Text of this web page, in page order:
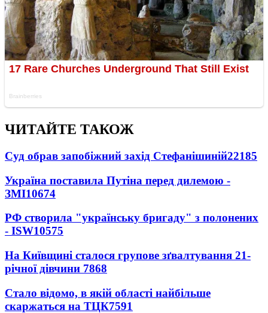
ЧИТАЙТЕ ТАКОЖ
Суд обрав запобіжний захід Стефанішиній22185
Україна поставила Путіна перед дилемою -
ЗМІ10674
РФ створила "українську бригаду" з полонених
- ISW10575
На Київщині сталося групове зґвалтування 21-
річної дівчини 7868
Стало відомо, в якій області найбільше
скаржаться на ТЦК7591